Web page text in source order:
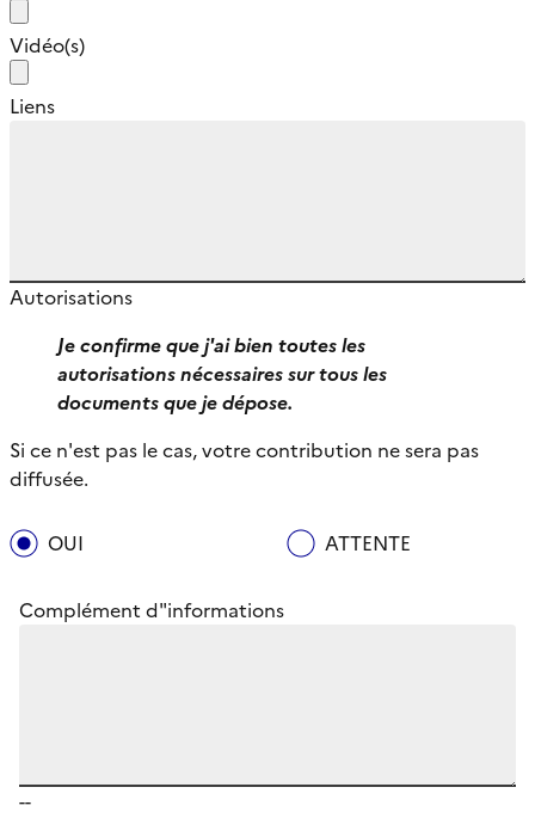
Vidéo(s)
Liens
Autorisations
Je confirme que j'ai bien toutes les
autorisations nécessaires sur tous les
documents que je dépose.
Si ce n'est pas le cas, votre contribution ne sera pas
diffusée.
OUI ATTENTE
Complément d"informations
--